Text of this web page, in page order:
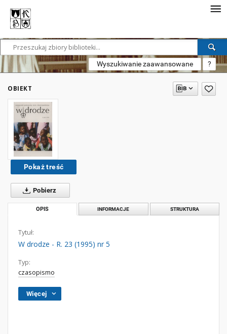
Wyszukiwanie zaawansowane ?
OBIEKT
Pokaż treść
Pobierz
OPIS INFORMACJE STRUKTURA
Tytuł:
W drodze - R. 23 (1995) nr 5
Typ:
czasopismo
Więcej